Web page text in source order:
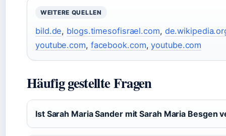
WEITERE QUELLEN
bild.de, blogs.timesofisrael.com,
youtube.com, facebook.com,youtube.com
Häufig gestellte Fragen
Ist Sarah Maria Sander mit Sarah Maria Besgen